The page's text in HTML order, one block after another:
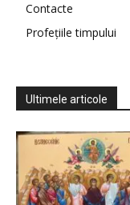
Contacte
Profețiile timpului
Ultimele articole